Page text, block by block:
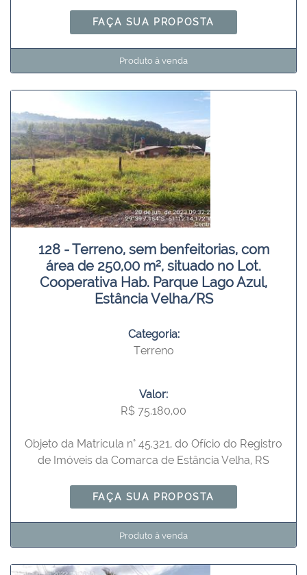
FAÇA SUA PROPOSTA
Produto à venda
128 - Terreno, sem benfeitorias, com
área de 250,00 m², situado no Lot.
Cooperativa Hab. Parque Lago Azul,
Estância Velha/RS
Categoria:
Terreno
Valor:
R$ 75.180,00
Objeto da Matrícula n° 45.321, do Ofício do Registro
de Imóveis da Comarca de Estância Velha, RS
FAÇA SUA PROPOSTA
Produto à venda